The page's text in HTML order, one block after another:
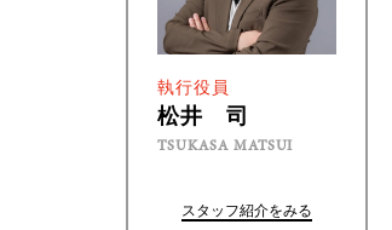
執行役員
松井 司
TSUKASA MATSUI
スタッフ紹介をみる